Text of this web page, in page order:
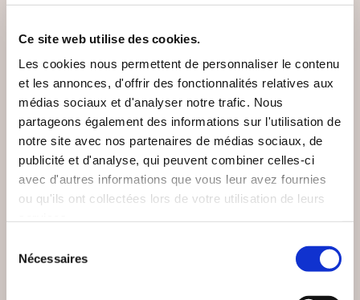
Ce site web utilise des cookies.
Les cookies nous permettent de personnaliser le contenu
et les annonces, d'offrir des fonctionnalités relatives aux
médias sociaux et d'analyser notre trafic. Nous
partageons également des informations sur l'utilisation de
notre site avec nos partenaires de médias sociaux, de
publicité et d'analyse, qui peuvent combiner celles-ci
avec d'autres informations que vous leur avez fournies
ou qu'ils ont collectées lors de votre utilisation de leurs
Nécessaires
(2 avis)
BONNE NUIT A
(0 avis)
PAR LA BRÈCHE